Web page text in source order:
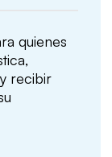
quienes
recibir